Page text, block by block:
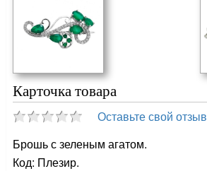
Карточка товара
Оставьте свой отзыв
Брошь с зеленым агатом.
Код: Плезир.